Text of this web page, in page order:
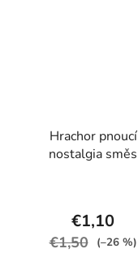
Hrachor pnoucí
nostalgia směs
€1,10
€1,50 (–26 %)